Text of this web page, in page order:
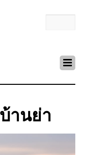
านย่า